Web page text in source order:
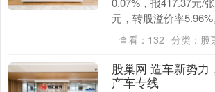
元，转股溢价率
转债信用级别为“AA”
查看： 132 分类： 股
股巢网 造车新势力
产车专线